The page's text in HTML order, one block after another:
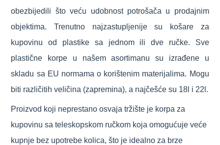
obezbijedili što veću udobnost potrošača u prodajnim
objektima. Trenutno najzastupljenije su košare za
kupovinu od plastike sa jednom ili dve ručke. Sve
plastične korpe u našem asortimanu su izrađene u
skladu sa EU normama o korištenim materijalima. Mogu
biti različitih veličina (zapremina), a najčešće su 18l i 22l.
Proizvod koji neprestano osvaja tržište je korpa za
kupovinu sa teleskopskom ručkom koja omogućuje veće
kupnje bez upotrebe kolica, što je idealno za brze